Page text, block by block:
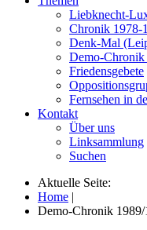
Liebknecht-
Chronik 1978-
Denk-Mal
Demo-Chronik
Friedensgebete
Fernsehen in
Kontakt
Über uns
Linksammlung
Suchen
Aktuelle Seite:
Home |
Demo-Chronik 1989/